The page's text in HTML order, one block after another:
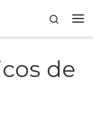
Search
de